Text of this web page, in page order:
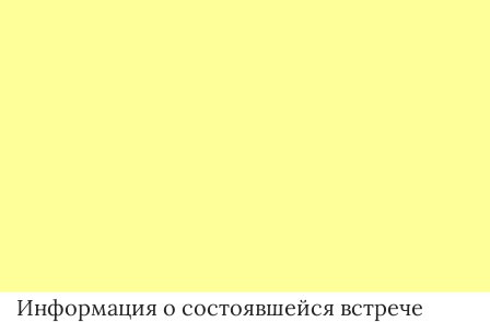
Информация о состоявшейся встрече